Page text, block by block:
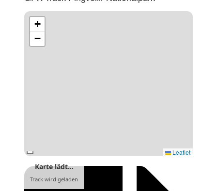
+
−
Leaflet
Karte lädt…
Track wird geladen